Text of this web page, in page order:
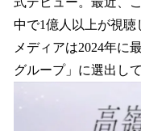
中で1億人以上が視聴
メディアは2024年に
グループ」に選出し